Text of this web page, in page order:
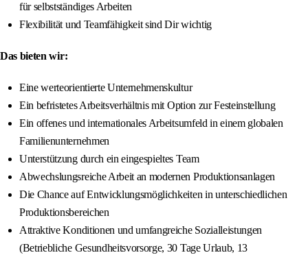
für selbstständiges Arbeiten
Flexibilität und Teamfähigkeit sind Dir wichtig
Das bieten wir:
Eine werteorientierte Unternehmenskultur
Ein befristetes Arbeitsverhältnis mit Option zur Festeinstellung
Ein offenes und internationales Arbeitsumfeld in einem globalen
Familienunternehmen
Unterstützung durch ein eingespieltes Team
Abwechslungsreiche Arbeit an modernen Produktionsanlagen
Die Chance auf Entwicklungsmöglichkeiten in unterschiedlichen
Produktionsbereichen
Attraktive Konditionen und umfangreiche Sozialleistungen
(Betriebliche Gesundheitsvorsorge, 30 Tage Urlaub, 13